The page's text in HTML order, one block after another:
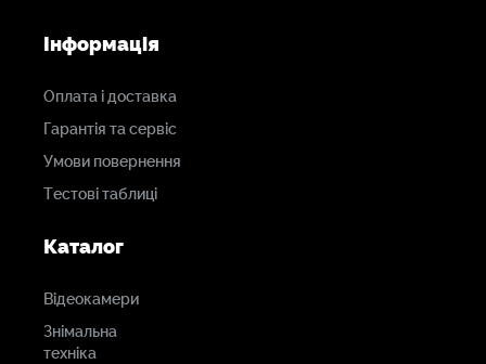
Інформація
Оплата і доставка
Гарантія та сервіс
Умови повернення
Тестові таблиці
Каталог
Відеокамери
Знімальна
техніка